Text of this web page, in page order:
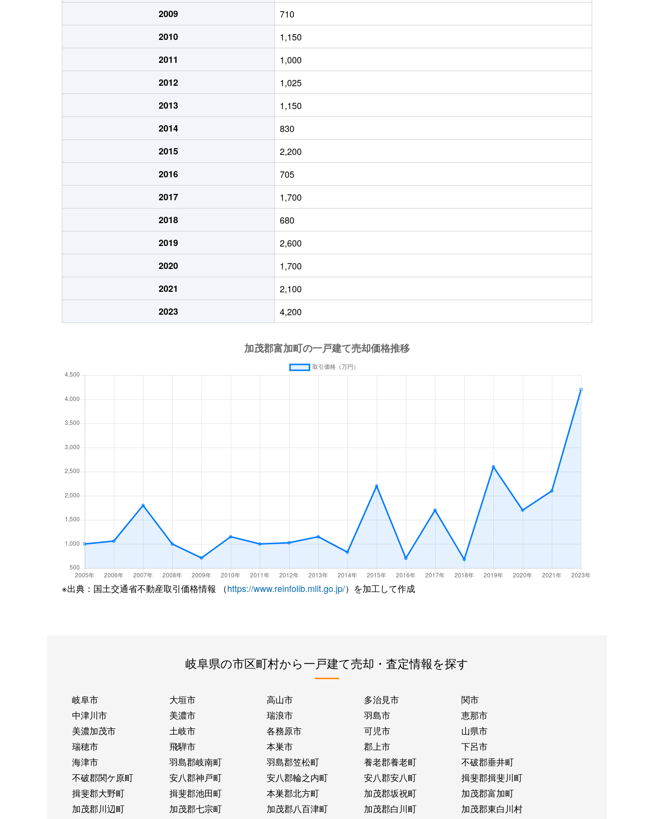
2009
710
2010
1,150
2011
1,000
2012
1,025
2013
1,150
2014
830
2015
2,200
2016
705
2017
1,700
2018
680
2019
2,600
2020
1,700
2021
2,100
2023
4,200
※出典：国土交通省不動産取引価格情報 （https://www.reinfolib.mlit.go.jp/）を加工して作成
岐阜県の市区町村から一戸建て売却・査定情報を探す
岐阜市 大垣市 高山市 多治見市
関市
中津川市
美濃市 瑞浪市 羽島市
恵那市
美濃加茂市
土岐市 各務原市 可児市
山県市
瑞穂市
飛騨市 本巣市 郡上市
下呂市
海津市
羽島郡岐南町 羽島郡笠松町 養老郡養老町
不破郡垂井町
不破郡関ケ原町
安八郡神戸町 安八郡輪之内町 安八郡安八町
揖斐郡揖斐川町
揖斐郡大野町
揖斐郡池田町 本巣郡北方町 加茂郡坂祝町
加茂郡富加町
加茂郡川辺町
加茂郡七宗町 加茂郡八百津町 加茂郡白川町
加茂郡東白川村